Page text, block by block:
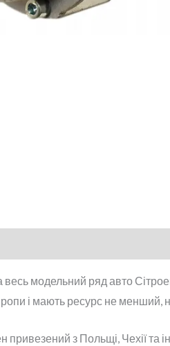
весь модельний ряд авто
і мають ресурс не менший,
привезений з Польщі, Чехії та